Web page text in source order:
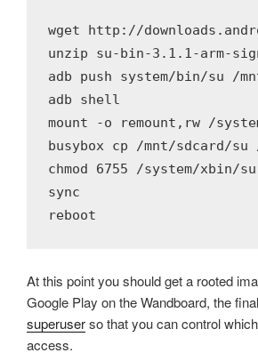
wget http://
unzip su-bin-3.1.1-arm-
adb push system/bin/su /
adb shell
mount -o remount,rw /
busybox cp /mnt/sdcard/su
chmod 6755 /system/xbin/su
sync
reboot
At this point you should get a rooted
Google Play on the Wandboard, the
superuserso that you can control
access.